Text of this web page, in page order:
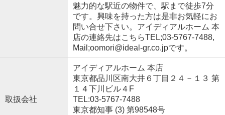
魅力的な駅近の物件で、駅まで徒歩7分
です。興味を持った方は是非お気軽にお
問い合せ下さい。アイディアルホーム 本
店の連絡先はこちらTEL;03-5767-7488,
Mail;oomori@ideal-gr.co.jpです。
取扱会社
アイディアルホーム 本店
東京都品川区南大井６丁目２４－１３ 第
１４下川ビル４F
TEL:03-5767-7488
東京都知事 (3) 第98548号